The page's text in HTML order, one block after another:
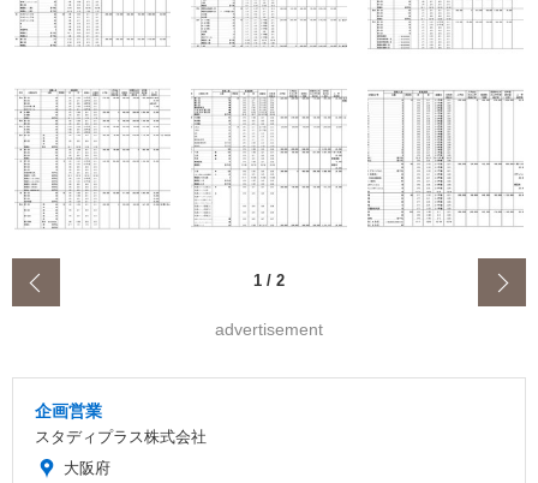
1 / 2
advertisement
企画営業
スタディプラス株式会社
大阪府